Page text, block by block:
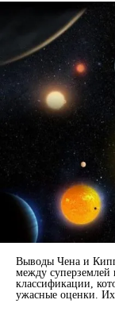
Выводы Чена и
между
классификации,
ужасные оценки. Их